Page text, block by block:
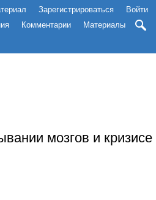
Зарегистрироваться
Войти
Комментарии Материалы
мозгов и кризисе